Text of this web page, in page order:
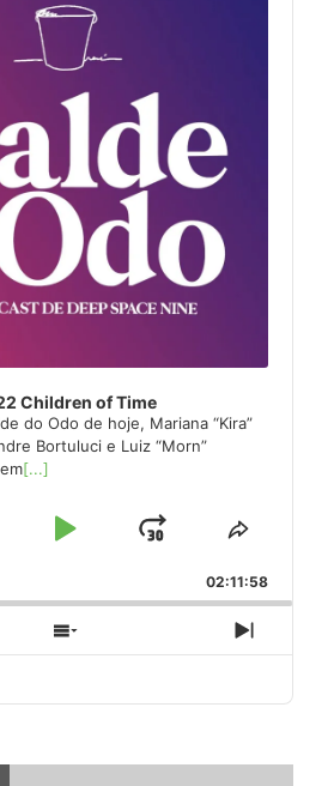
Children of Time
do Odo de hoje, Mariana “Kira”
Bortuluci e Luiz “Morn”
[...]
Play
Jump
Forward
Share
Episode
02:11:58
Show
Next